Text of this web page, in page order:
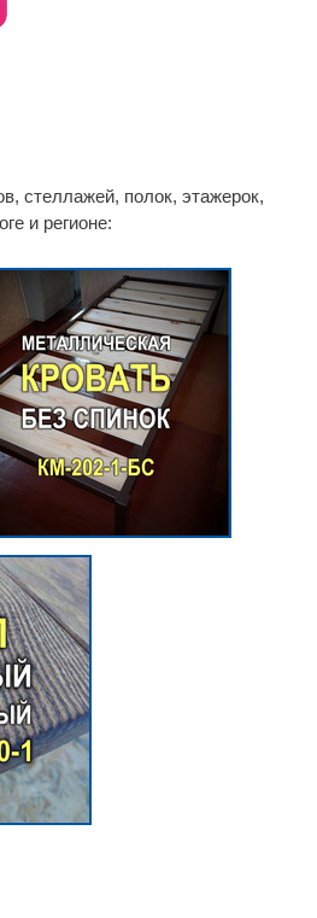
стеллажей, полок, этажерок,
и регионе: